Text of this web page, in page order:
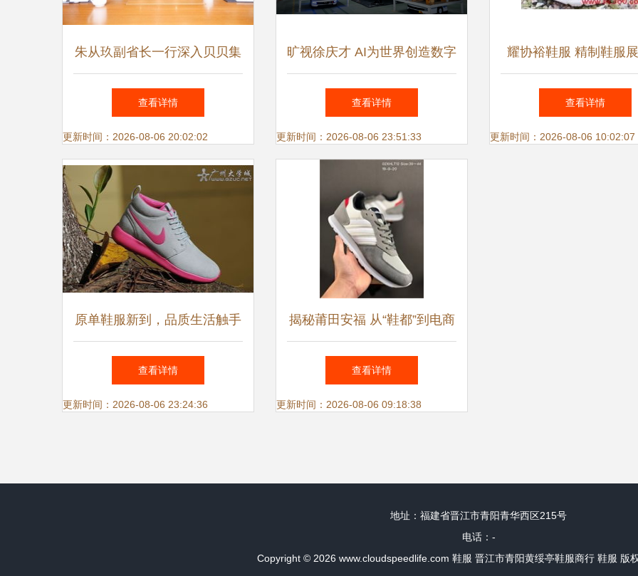
朱从玖副省长一行深入贝贝集
团调研鞋服产业新业态
查看详情
更新时间：2026-08-06 20:02:02
旷视徐庆才 AI为世界创造数字
化劳动力，以鞋服行业为起点
查看详情
更新时间：2026-08-06 23:51:33
耀协裕鞋服 精制鞋服
册图集
查看详情
更新时间：2026-08-06 10:02:07
原单鞋服新到，品质生活触手
可及
查看详情
更新时间：2026-08-06 23:24:36
揭秘莆田安福 从“鞋都”到电商
风云
查看详情
更新时间：2026-08-06 09:18:38
地址：福建省晋江市青阳青华西区215号
电话：-
Copyright © 2026 www.cloudspeedlife.com 鞋服 晋江市青阳黄绥亭鞋服商行 鞋服 版